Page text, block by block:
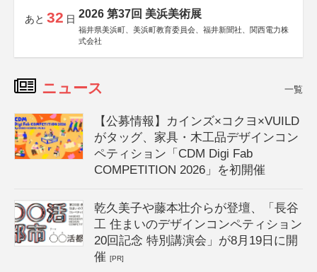
あと 32 日 2026 第37回 美浜美術展
福井県美浜町、美浜町教育委員会、福井新聞社、関西電力株
式会社
ニュース 一覧
【公募情報】カインズ×コクヨ×VUILD
がタッグ、家具・木工品デザインコン
ペティション「CDM Digi Fab
COMPETITION 2026」を初開催
乾久美子や藤本壮介らが登壇、「長谷
工 住まいのデザインコンペティション
20回記念 特別講演会」が8月19日に開
催[PR]